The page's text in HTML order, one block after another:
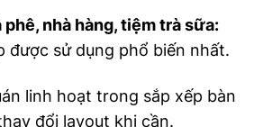
phê, nhà hàng, tiệm trà sữa:
được sử dụng phổ biến nhất.
linh hoạt trong sắp xếp bàn
đổi layout khi cần.